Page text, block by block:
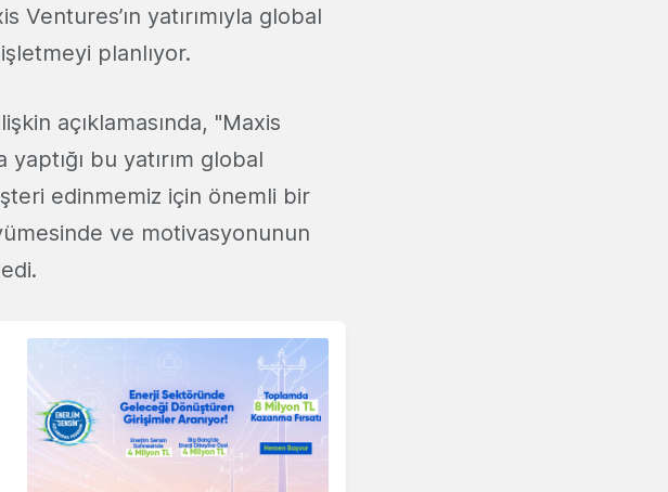
yatırımıyla global
planlıyor.
açıklamasında, "Maxis
bu yatırım global
edinmemiz için önemli bir
ve motivasyonunun